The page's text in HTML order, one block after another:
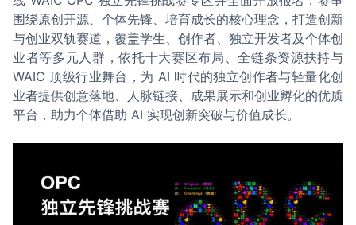
围绕原创开源、个体先锋、培育成长的核心理念，打造创新
与创业双轨赛道，覆盖学生、创作者、独立开发者及个体创
业者等多元人群，依托十大赛区布局、全链条资源扶持与
WAIC 顶级行业舞台，为 AI 时代的独立创作者与轻量化创
业者提供创意落地、人脉链接、成果展示和创业孵化的优质
平台，助力个体借助 AI 实现创新突破与价值成长。